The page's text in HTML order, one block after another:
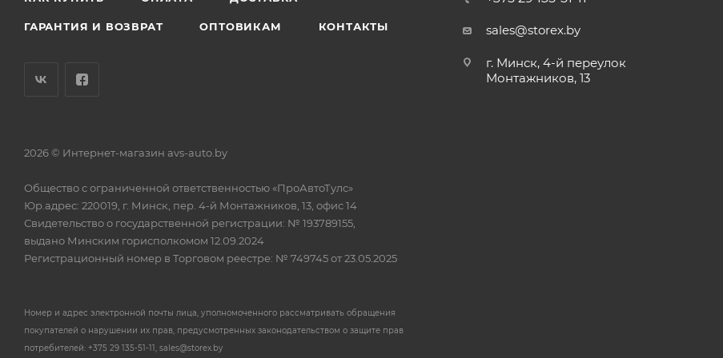
ГАРАНТИЯ И ВОЗВРАТ ОПТОВИКАМ КОНТАКТЫ sales@storex.by
г. Минск, 4-й переулок
Монтажников, 13
2026 © Интернет-магазин avs-auto.by
Общество с ограниченной ответственностью «ПроАвтоТулс»
Юр.адрес: 220019, г. Минск, пер. 4-й Монтажников, 13, офис 14
Свидетельство о государственной регистрации: № 193789155,
выдано Минским горисполкомом 12.09.2024
Регистрационный номер в Торговом реестре: № 749745 от 23.05.2025
Номер и адрес электронной почты лица, уполномоченного рассматривать обращения
покупателей о нарушении их прав, предусмотренных законодательством о защите прав
потребителей: +375 29 135-51-11, sales@storex.by